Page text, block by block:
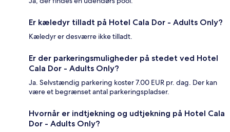
Er kæledyr tilladt på Hotel Cala Dor - Adults Only?
Kæledyr er desværre ikke tilladt.
Er der parkeringsmuligheder på stedet ved Hotel
Cala Dor - Adults Only?
Ja. Selvstændig parkering koster 7.00 EUR pr. dag. Der kan
være et begrænset antal parkeringspladser.
Hvornår er indtjekning og udtjekning på Hotel Cala
Dor - Adults Only?